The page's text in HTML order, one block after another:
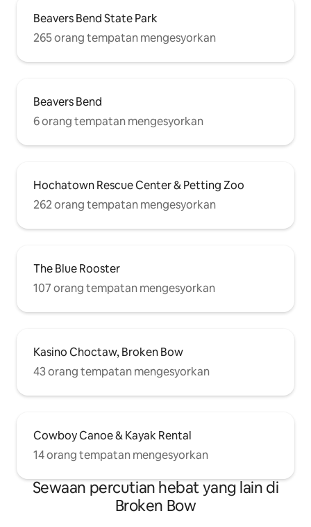
Beavers Bend State Park
265 orang tempatan mengesyorkan
Beavers Bend
6 orang tempatan mengesyorkan
Hochatown Rescue Center & Petting Zoo
262 orang tempatan mengesyorkan
The Blue Rooster
107 orang tempatan mengesyorkan
Kasino Choctaw, Broken Bow
43 orang tempatan mengesyorkan
Cowboy Canoe & Kayak Rental
14 orang tempatan mengesyorkan
Sewaan percutian hebat yang lain di
Broken Bow